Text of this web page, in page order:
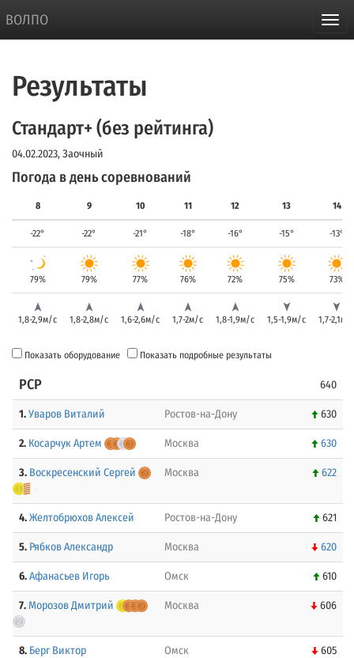
ВОЛПО
Результаты
Стандарт+ (без рейтинга)
04.02.2023, Заочный
Погода в день соревнований
8 9 10 11 12 13 14
-22° -22° -21° -18° -16° -15° -13°
79% 79% 77% 76% 72% 75% 73%
1,8-2,9м/с 1,8-2,8м/с 1,6-2,6м/с 1,7-2м/с 1,8-1,9м/с 1,5-1,9м/с 1,7-2,1м/с
Показать оборудование Показать подробные результаты
PCP 640
1.Уваров Виталий Ростов-на-Дону 630
2. Косарчук Артем Москва 630
3. Воскресенский Сергей Москва 622
4.Желтобрюхов Алексей Ростов-на-Дону 621
5. Рябков Александр Москва 620
6.Афанасьев Игорь Омск 610
7.Морозов Дмитрий Москва 606
8. Берг Виктор Омск 605